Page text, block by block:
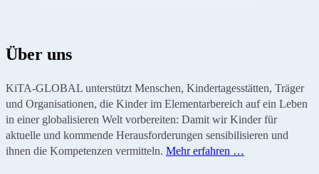
Über uns
KiTA-GLOBAL unterstützt Menschen, Kindertagesstätten, Träger
und Organisationen, die Kinder im Elementarbereich auf ein Leben
in einer globalisieren Welt vorbereiten: Damit wir Kinder für
aktuelle und kommende Herausforderungen sensibilisieren und
ihnen die Kompetenzen vermitteln. Mehr erfahren …